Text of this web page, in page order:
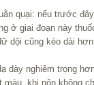
quại: nếu trước
ở giai đoạn này
dội cũng kéo dài
dày nghiêm trọng
màu, khi nôn không